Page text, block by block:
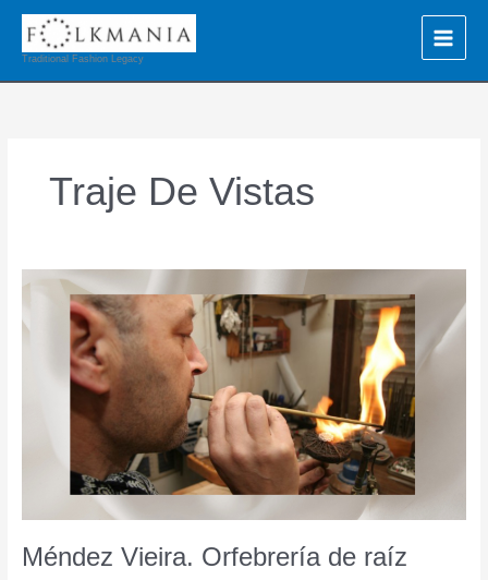
contenido
Traditional Fashion Legacy
Traje De Vistas
Méndez Vieira. Orfebrería de raíz